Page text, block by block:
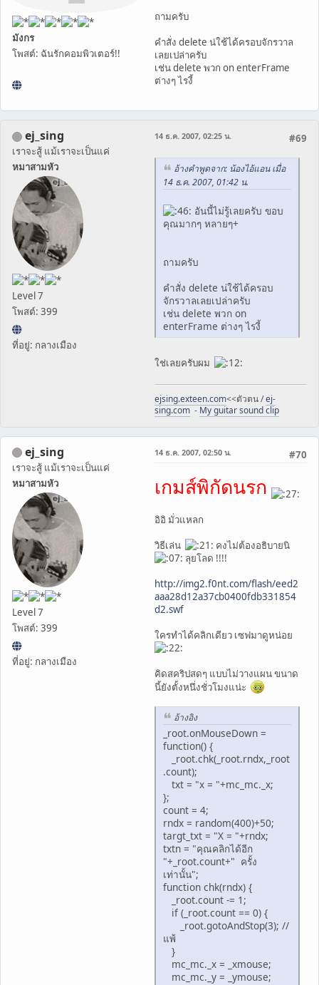
มังกร
โพสต์: ฉันรักคอมพิวเตอร์!!
ถามครับ
คำสั่ง delete น่ใช้ได้ครอบจักรวาล
เลยเปล่าครับ
เช่น delete พวก on enterFrame
ต่างๆ ไรงี้
ej_sing
เราจะสู้ แม้เราจะเป็นแค่
หมาสามหัว
Level 7
โพสต์: 399
ที่อยู่: กลางเมือง
#69
14 ธ.ค. 2007, 02:25 น.
อ้างคำพูดจาก: น้องไอ้แอน เมื่อ
14 ธ.ค. 2007, 01:42 น.
อันนี้ไม่รู้เลยครับ ขอบ
คุณมากๆ หลายๆ+
ถามครับ
คำสั่ง delete น่ใช้ได้ครอบ
จักรวาลเลยเปล่าครับ
เช่น delete พวก on
enterFrame ต่างๆ ไรงี้
ใช่เลยครับผม
ejsing.exteen.com<<ตัวตน /ej-
sing.com - My guitar sound clip
ej_sing
เราจะสู้ แม้เราจะเป็นแค่
หมาสามหัว
Level 7
โพสต์: 399
ที่อยู่: กลางเมือง
#70
14 ธ.ค. 2007, 02:50 น.
เกมส์พิกัดนรก
อิอิ มั่วแหลก
วิธีเล่น
คงไม่ต้องอธิบายนิ
ลุยโลด !!!!
http://img2.f0nt.com/flash/eed2
aaa28d12a37cb0400fdb331854
d2.swf
ใครทำได้คลิกเดียว เซฟมาดูหน่อย
คิดสคริปสดๆ แบบไม่วางแผน ขนาด
นี้ยังตั้งหนึ่งชั่วโมงแน่ะ
อ้างอิง
_root.onMouseDown =
function() {
_root.chk(_root.rndx,_root
.count);
txt = "x = "+mc_mc._x;
};
count = 4;
rndx = random(400)+50;
targt_txt = "X = "+rndx;
txtn = "คุณคลิกได้อีก
"+_root.count+" ครั้ง
เท่านั้น";
function chk(rndx) {
_root.count -= 1;
if (_root.count == 0) {
_root.gotoAndStop(3); //
แพ้
}
mc_mc._x = _xmouse;
mc_mc._y = _ymouse;